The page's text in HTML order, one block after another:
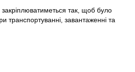
так, щоб було
транспортуванні, завантаженні та